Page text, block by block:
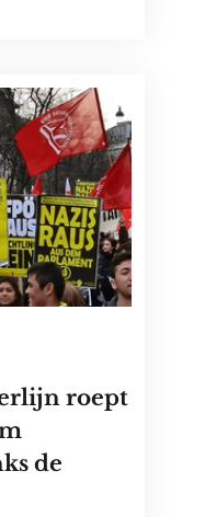
roept
de